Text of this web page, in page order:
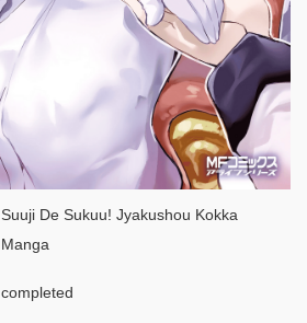
Suuji De Sukuu! Jyakushou Kokka
Manga
completed